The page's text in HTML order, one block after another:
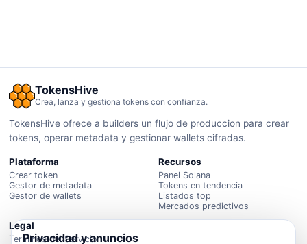
TokensHive
Crea, lanza y gestiona tokens con confianza.
TokensHive ofrece a builders un flujo de produccion para crear
tokens, operar metadata y gestionar wallets cifradas.
Plataforma
Crear token
Gestor de metadata
Gestor de wallets
Recursos
Panel Solana
Tokens en tendencia
Listados top
Mercados predictivos
Legal
Terminos del Servicio
Privacidad y anuncios